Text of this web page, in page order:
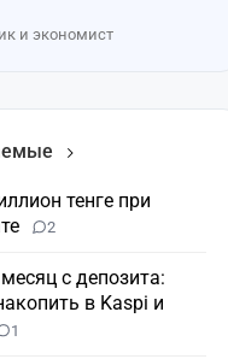
и экономист
тенге при
2
с депозита:
в Kaspi и
1